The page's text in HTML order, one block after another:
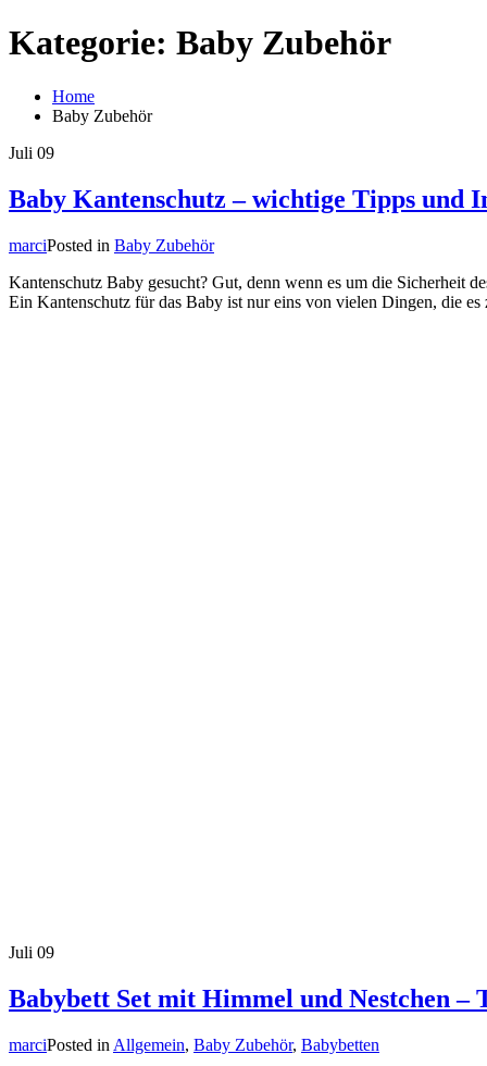
Kategorie: Baby Zubehör
Home
Baby Zubehör
Juli 09
Baby Kantenschutz – wichtige Tipps und
marciPosted in Baby Zubehör
Kantenschutz Baby gesucht? Gut, denn wenn es um die Sicherheit
Ein Kantenschutz für das Baby ist nur eins von vielen Dingen, die
Juli 09
Babybett Set mit Himmel und Nestchen –
marciPosted in Allgemein, Baby Zubehör, Babybetten